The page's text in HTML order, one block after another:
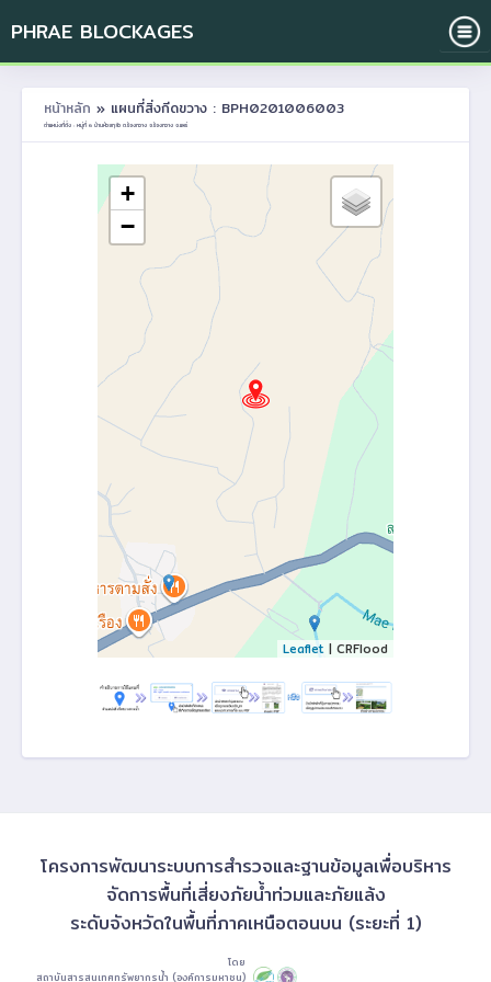
PHRAE BLOCKAGES
หน้าหลัก » แผนที่สิ่งกีดขวาง : BPH0201006003
ตำแหน่งที่ตั้ง : หมู่ที่ 6 บ้านห้วยกุลัว ต.ร้องกวาง อ.ร้องกวาง จ.แพร่
+
−
Leaflet | CRFlood
โครงการพัฒนาระบบการสำรวจและฐานข้อมูลเพื่อบริหาร
จัดการพื้นที่เสี่ยงภัยน้ำท่วมและภัยแล้ง
ระดับจังหวัดในพื้นที่ภาคเหนือตอนบน (ระยะที่ 1)
โดย
สถาบันสารสนเทศทรัพยากรน้ำ (องค์การมหาชน)